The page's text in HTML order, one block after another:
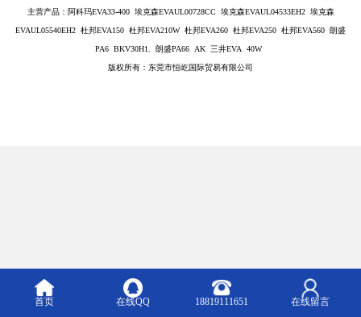
主营产品：阿科玛EVA33-400 埃克森EVAUL00728CC 埃克森EVAUL04533EH2 埃克森
EVAUL05540EH2 杜邦EVA150 杜邦EVA210W 杜邦EVA260 杜邦EVA250 杜邦EVA560 朗盛
PA6 BKV30H1. 朗盛PA66 AK 三井EVA 40W
版权所有：东莞市恒屹国际贸易有限公司
首页 在线QQ 18819111651 在线留言